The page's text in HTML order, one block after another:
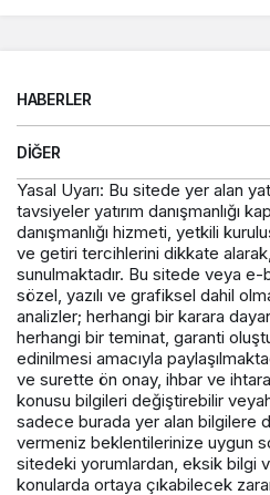
HABERLER
DIĞER
Yasal Uyarı: Bu sitede yer alan
tavsiyeler yatırım danışmanlığı
danışmanlığı hizmeti, yetkili
ve getiri tercihlerini dikkate
sunulmaktadır. Bu sitede veya e-
sözel, yazılı ve grafiksel dahil
analizler; herhangi bir karara
herhangi bir teminat, garanti
edinilmesi amacıyla
ve surette ön onay, ihbar ve
konusu bilgileri değiştirebilir
sadece burada yer alan bilgilere
vermeniz beklentilerinize uygun
sitedeki yorumlardan, eksik bilgi
konularda ortaya çıkabilecek